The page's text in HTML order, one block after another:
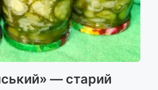
— старий